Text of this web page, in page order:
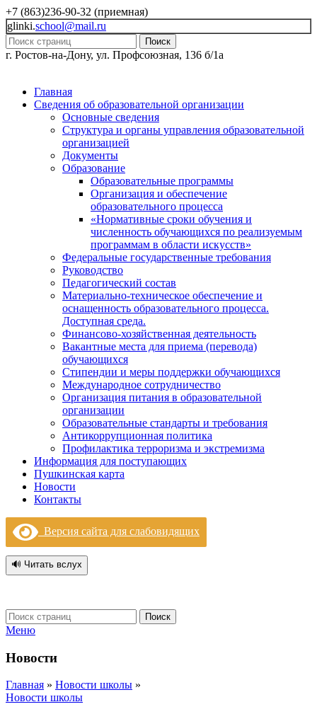
+7 (863)236-90-32 (приемная)
glinki.school@mail.ru
Поиск
г. Ростов-на-Дону, ул. Профсоюзная, 136 б/1а
Главная
Сведения об образовательной организации
Основные сведения
Структура и органы управления образовательной
организацией
Документы
Образование
Образовательные программы
Организация и обеспечение
образовательного процесса
«Нормативные сроки обучения и
численность обучающихся по реализуемым
программам в области искусств»
Федеральные государственные требования
Руководство
Педагогический состав
Материально-техническое обеспечение и
оснащенность образовательного процесса.
Доступная среда.
Финансово-хозяйственная деятельность
Вакантные места для приема (перевода)
обучающихся
Стипендии и меры поддержки обучающихся
Международное сотрудничество
Организация питания в образовательной
организации
Образовательные стандарты и требования
Антикоррупционная политика
Профилактика терроризма и экстремизма
Информация для поступающих
Пушкинская карта
Новости
Контакты
Версия сайта для слабовидящих
🔊 Читать вслух
Поиск
Меню
Новости
Главная » Новости школы »
Новости школы